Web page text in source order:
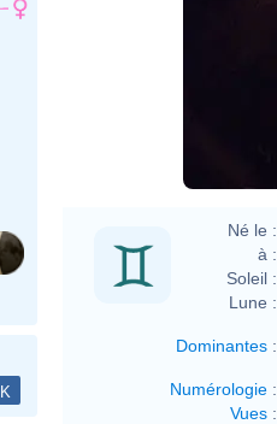
Né le :
à :
Soleil :
Lune :
Dominantes :
Numérologie :
Vues :